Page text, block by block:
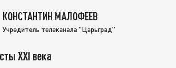
КОНСТАНТИН МАЛОФЕЕВ
Учредитель телеканала "Царьград"
XXI века